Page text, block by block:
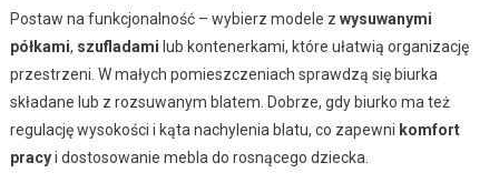
Postaw na funkcjonalność – wybierz modele z wysuwanymi
półkami, szufladami lub kontenerkami, które ułatwią organizację
przestrzeni. W małych pomieszczeniach sprawdzą się biurka
składane lub z rozsuwanym blatem. Dobrze, gdy biurko ma też
regulację wysokości i kąta nachylenia blatu, co zapewni komfort
pracyi dostosowanie mebla do rosnącego dziecka.